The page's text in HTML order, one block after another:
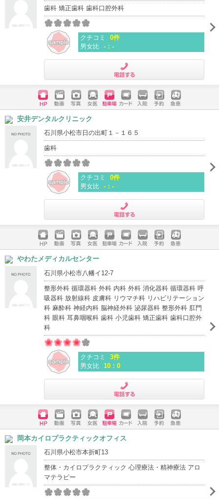
歯科 矯正歯科 歯科口腔外科
クチコミ
0件
男女比 -：-
ホームペ
ージ
動画 写真 女医 駐車場
クレジッ
入院 予約 急患
安井デンタルクリニック
石川県小松市日の出町１－１６５
歯科
クチコミ
0件
男女比 -：-
ホームペ
ージ
動画 写真 女医 駐車場
クレジッ
入院 予約 急患
やわたメディカルセンター
石川県小松市八幡イ12-7
整形外科 循環器科 外科 内科 外科 消化器科 循環器科 呼
吸器科 放射線科 皮膚科 リウマチ科 リハビリテーション
科 麻酔科 神経内科 脳神経外科 泌尿器科 整形外科 肛門
科 眼科 耳鼻咽喉科 歯科 小児歯科 矯正歯科 歯科口腔外
科
クチコミ
3件
男女比
10：0
ホームペ
ージ
動画 写真 女医 駐車場
クレジッ
トカード
入院 予約 急患
岡本カイロプラクティックオフィス
石川県小松市本折町13
整体・カイロプラクティック 心理療法・精神療法 アロ
マテラピー